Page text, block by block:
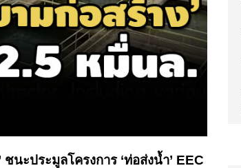
ชนะประมูลโครงการ ‘ท่อส่งน้ำ’ EEC